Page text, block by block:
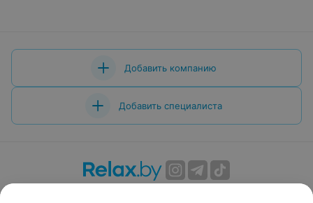
Добавить компанию
Добавить специалиста